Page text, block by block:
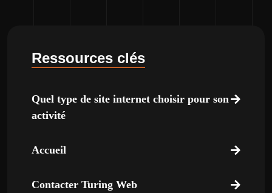
Ressources clés
Quel type de site internet choisir pour son
activité
Accueil
Contacter Turing Web